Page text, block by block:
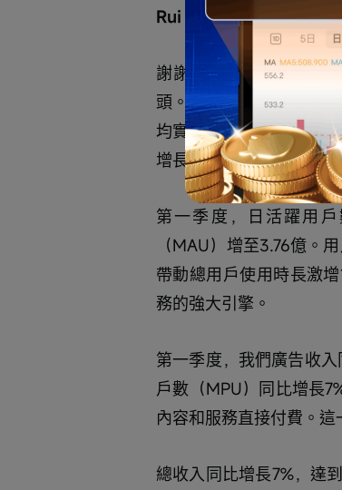
Rui Chen
謝謝Juliet，也感謝各位
頭。第一季度，我們延
均實現了穩健增長。首
增長，並進一步深化用戶
第一季度，日活躍用
（MAU）增至3.76億。
帶動總用戶使用時長激
務的強大引擎。
第一季度，我們廣告收
戶數（MPU）同比增長
內容和服務直接付費。
總收入同比增長7%，達